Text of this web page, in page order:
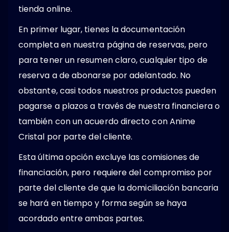
tienda online.
En primer lugar, tienes la documentación
completa en nuestra página de reservas, pero
para tener un resumen claro, cualquier tipo de
reserva a de abonarse por adelantado. No
obstante, casi todos nuestros productos pueden
pagarse a plazos a través de nuestra financiera o
también con un acuerdo directo con Anime
Cristal por parte del cliente.
Esta última opción excluye las comisiones de
financiación, pero requiere del compromiso por
parte del cliente de que la domiciliación bancaria
se hará en tiempo y forma según se haya
acordado entre ambas partes.